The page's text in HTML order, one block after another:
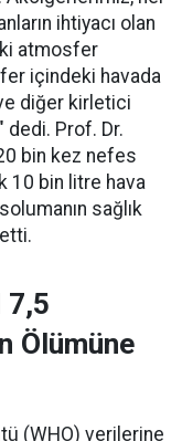
ihtiyacı olan
atmosfer
içindeki havada
diğer kirletici
dedi. Prof. Dr.
bin kez nefes
10 bin litre hava
sağlık
7,5
Ölümüne
(WHO) verilerine